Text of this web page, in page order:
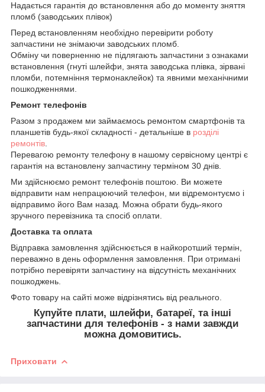
Надається гарантія до встановлення або до моменту зняття
пломб (заводських плівок)
Перед встановленням необхідно перевірити роботу
запчастини не знімаючи заводських пломб.
Обміну чи поверненню не підлягають запчастини з ознаками
встановлення (гнуті шлейфи, знята заводська плівка, зірвані
пломби, потемніння термонаклейок) та явними механічними
пошкодженнями.
Ремонт телефонів
Разом з продажем ми займаємось ремонтом смартфонів та
планшетів будь-якої складності - детальніше в розділі
ремонтів
Перевагою ремонту телефону в нашому сервісному центрі є
гарантія на встановлену запчастину терміном 30 днів.
Ми здійснюємо ремонт телефонів поштою. Ви можете
відправити нам непрацюючий телефон, ми відремонтуємо і
відправимо його Вам назад. Можна обрати будь-якого
зручного перевізника та спосіб оплати.
Доставка та оплата
Відправка замовлення здійснюється в найкоротший термін,
переважно в день оформлення замовлення. При отримані
потрібно перевіряти запчастину на відсутність механічних
пошкоджень.
Фото товару на сайті може відрізнятись від реального.
Купуйте плати, шлейфи, батареї, та інші
запчастини для телефонів - з нами завжди
можна домовитись.
Приховати